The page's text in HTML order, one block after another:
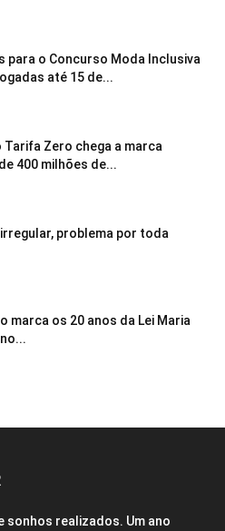
para o Concurso Moda Inclusiva
até 15 de...
Tarifa Zero chega a marca
400 milhões de...
problema por toda
marca os 20 anos da Lei Maria
sonhos realizados. Um ano